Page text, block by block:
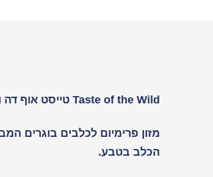
Taste of the Wild טייסט אוף דה ווילד - מזון יבש לכלבים בוגרים ללא דגנים | 12.2 קג | כבש וטלאי
הכלב בטבע.